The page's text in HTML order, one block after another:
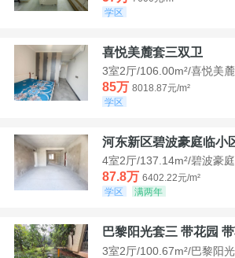
学区
喜悦美麓套三双卫
3室2厅/106.00m²/喜悦美麓
85万 8018.87元/m²
学区
河东新区碧波豪庭临小
4室2厅/137.14m²/碧波豪庭
87.8万 6402.22元/m²
学区
满两年
巴黎阳光套三 带花园
3室2厅/100.67m²/巴黎阳光